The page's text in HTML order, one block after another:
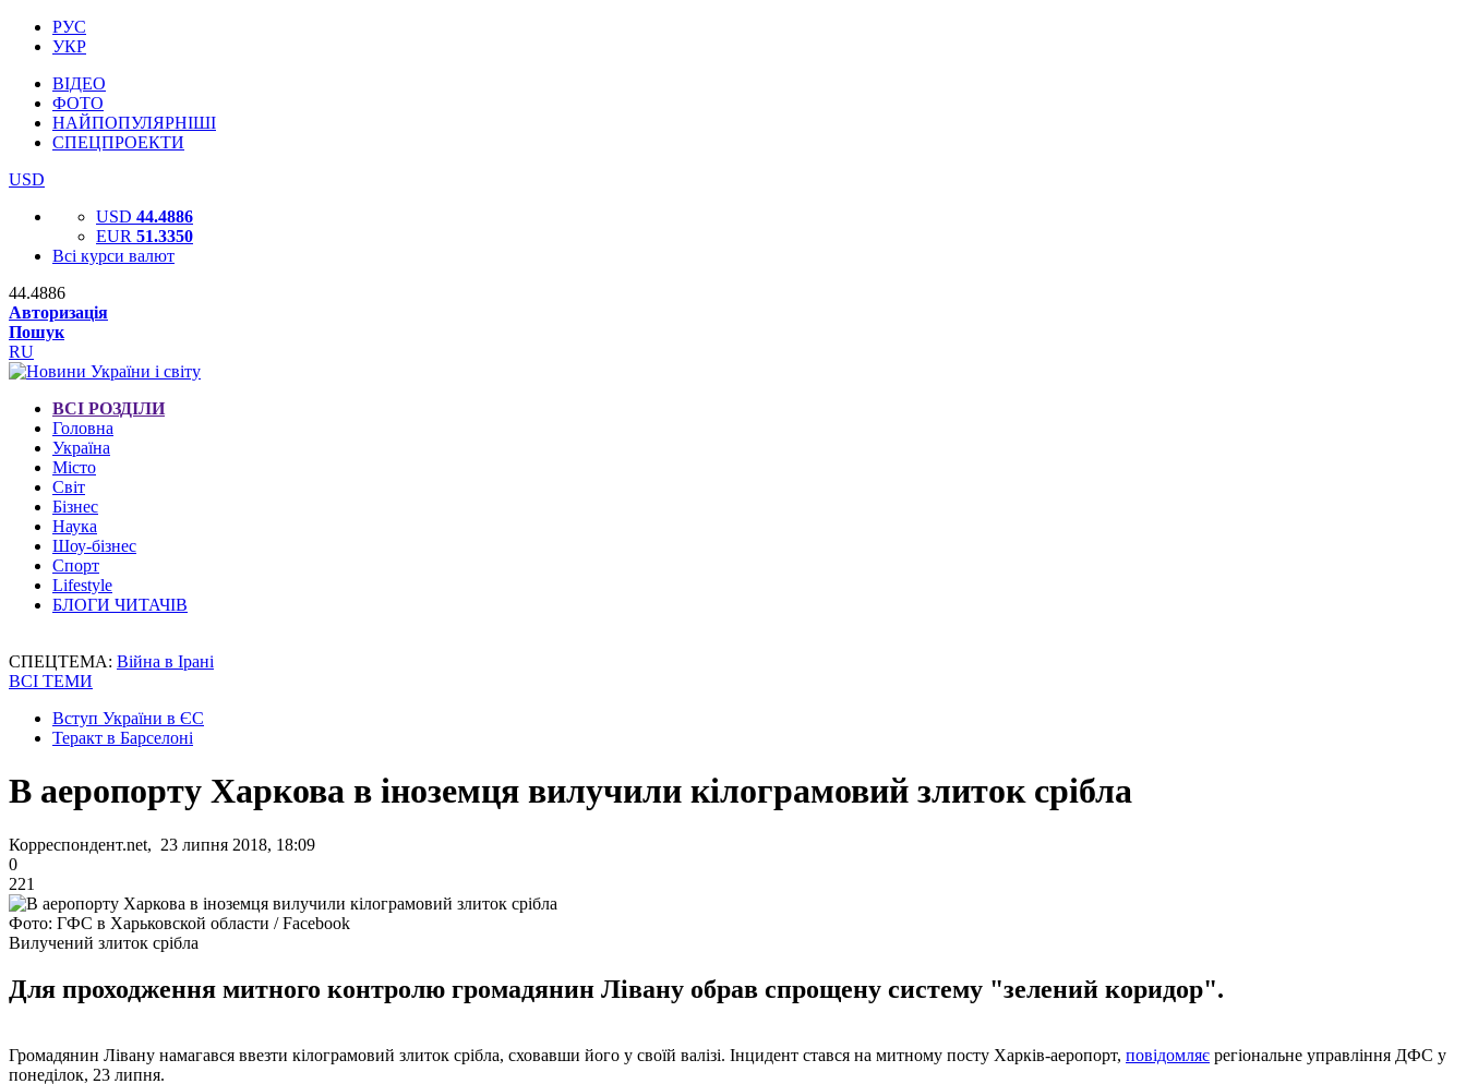
РУС
УКР
ВІДЕО
ФОТО
НАЙПОПУЛЯРНІШІ
СПЕЦПРОЕКТИ
USD
USD 44.4886
EUR 51.3350
Всі курси валют
44.4886
Авторизація
Пошук
RU
ВСІ РОЗДІЛИ
Головна
Україна
Місто
Світ
Бізнес
Наука
Шоу-бізнес
Спорт
Lifestyle
БЛОГИ ЧИТАЧІВ
СПЕЦТЕМА: Війна в Ірані
ВСІ ТЕМИ
Вступ України в ЄС
Теракт в Барселоні
В аеропорту Харкова в іноземця вилучили кілограмовий злиток срібла
Корреспондент.net, 23 липня 2018, 18:09
0
221
Фото: ГФС в Харьковской области / Facebook
Вилучений злиток срібла
Для проходження митного контролю громадянин Лівану обрав спрощену систему "зелений коридор".
Громадянин Лівану намагався ввезти кілограмовий злиток срібла, сховавши його у своїй валізі. Інцидент стався на митному посту Харків-аеропорт, повідомляє регіональне управління ДФС у
понеділок, 23 липня.